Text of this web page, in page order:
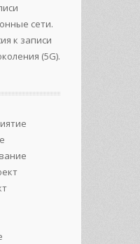
сети.
к записи
(5G).